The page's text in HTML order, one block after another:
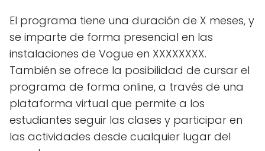
El programa tiene una duración de X meses, y
se imparte de forma presencial en las
instalaciones de Vogue en XXXXXXXX.
También se ofrece la posibilidad de cursar el
programa de forma online, a través de una
plataforma virtual que permite a los
estudiantes seguir las clases y participar en
las actividades desde cualquier lugar del